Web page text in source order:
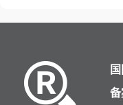
交后1～2周受理，工业产权局
符合规定，审查完毕后会安排
公告日起30个工作日为异议期
期），任何利益相关人或在先
标注册有效期和续展 商标专用
准注册日期起算，有效期十年
展注册的有效期为十年。提前
或进行续展，就必须依法登记
巴商标注册采用“申请在先”
古巴是《内罗毕条约》、《尼